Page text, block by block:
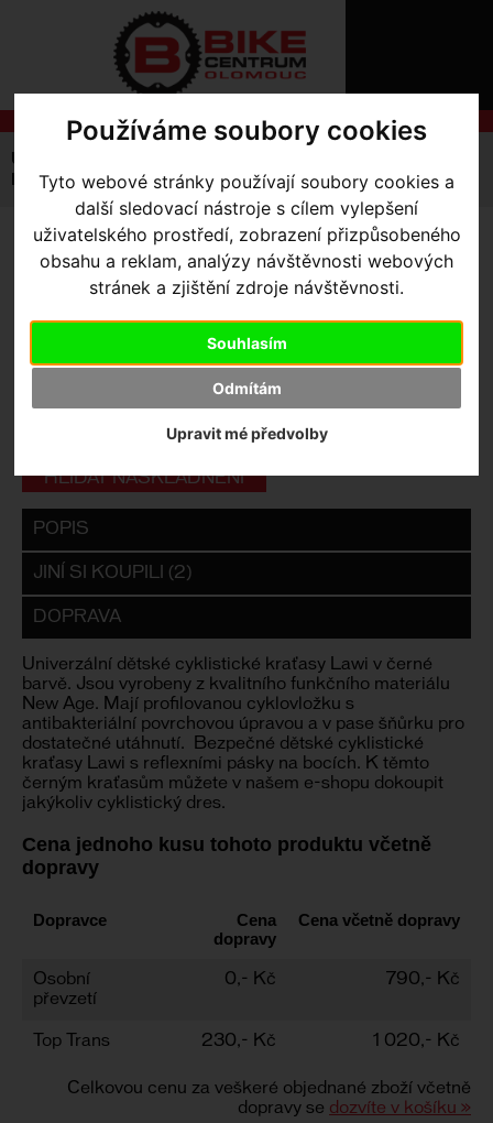
Používáme soubory cookies
Tyto webové stránky používají soubory cookies a
další sledovací nástroje s cílem vylepšení
uživatelského prostředí, zobrazení přizpůsobeného
obsahu a reklam, analýzy návštěvnosti webových
stránek a zjištění zdroje návštěvnosti.
Souhlasím
Odmítám
Upravit mé předvolby
NÁKUPU
SLUŽBY
Úvodní strana
Dětské
kraťasy dětské lawi 158
KRAŤASY DĚTSKÉ LAWI 158
kontaktujte nás
Záruční lhůta:
24 měsíců
790,- Kč s DPH
HLÍDAT NASKLADNĚNÍ
POPIS
JINÍ SI KOUPILI (2)
DOPRAVA
Univerzální dětské cyklistické kraťasy Lawi v černé
barvě. Jsou vyrobeny z kvalitního funkčního materiálu
New Age. Mají profilovanou cyklovložku s
antibakteriální povrchovou úpravou a v pase šňůrku pro
dostatečné utáhnutí. Bezpečné dětské cyklistické
kraťasy Lawi s reflexními pásky na bocích. K těmto
černým kraťasům můžete v našem e-shopu dokoupit
jakýkoliv cyklistický dres.
Cena jednoho kusu tohoto produktu včetně
dopravy
Dopravce
Cena
dopravy
Cena včetně dopravy
Osobní
převzetí
0,- Kč 790,- Kč
Top Trans 230,- Kč 1 020,- Kč
Celkovou cenu za veškeré objednané zboží včetně
dopravy se dozvíte v košíku »